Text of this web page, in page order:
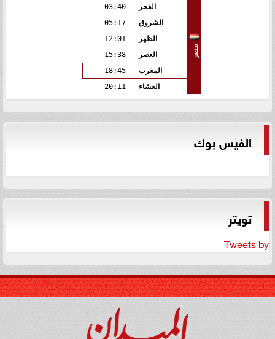
مصر
الفجر
03:40
الشروق
05:17
الظهر
12:01
العصر
15:38
المغرب
18:45
العشاء
20:11
الفيس بوك
تويتر
Tweets by